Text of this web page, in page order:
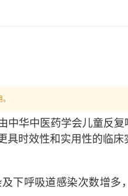
中华中医药学会儿童反
具时效性和实用性的临床
下呼吸道感染次数增多